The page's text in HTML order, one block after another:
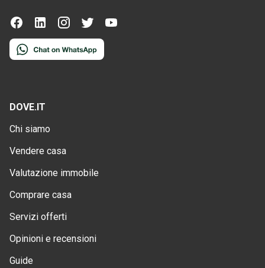
DOVE.IT
Chi siamo
Vendere casa
Valutazione immobile
Comprare casa
Servizi offerti
Opinioni e recensioni
Guide